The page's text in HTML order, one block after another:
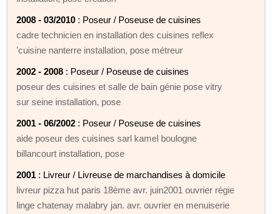
2008 - 03/2010 : Poseur / Poseuse de cuisines
cadre technicien en installation des cuisines reflex
'cuisine nanterre installation, pose métreur
2002 - 2008 : Poseur / Poseuse de cuisines
poseur des cuisines et salle de bain génie pose vitry
sur seine installation, pose
2001 - 06/2002 : Poseur / Poseuse de cuisines
aide poseur des cuisines sarl kamel boulogne
billancourt installation, pose
2001 : Livreur / Livreuse de marchandises à domicile
livreur pizza hut paris 18ème avr. juin2001 ouvrier régie
linge chatenay malabry jan. avr. ouvrier en menuiserie